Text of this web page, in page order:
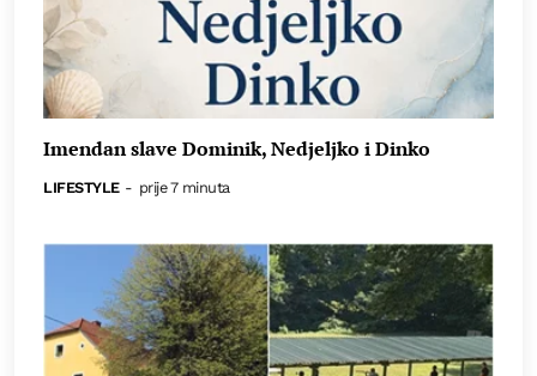
Imendan slave Dominik, Nedjeljko i Dinko
LIFESTYLE - prije 7 minuta